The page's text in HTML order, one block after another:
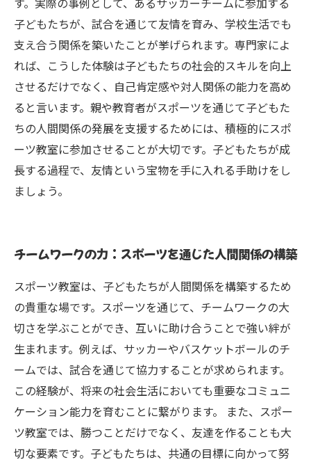
子どもたちが、試合を通じて友情を育み、学校生活でも
支え合う関係を築いたことが挙げられます。専門家によ
れば、こうした体験は子どもたちの社会的スキルを向上
させるだけでなく、自己肯定感や対人関係の能力を高め
ると言います。親や教育者がスポーツを通じて子どもた
ちの人間関係の発展を支援するためには、積極的にスポ
ーツ教室に参加させることが大切です。子どもたちが成
長する過程で、友情という宝物を手に入れる手助けをし
ましょう。
チームワークの力：スポーツを通じた人間関係の構築
スポーツ教室は、子どもたちが人間関係を構築するため
の貴重な場です。スポーツを通じて、チームワークの大
切さを学ぶことができ、互いに助け合うことで強い絆が
生まれます。例えば、サッカーやバスケットボールのチ
ームでは、試合を通じて協力することが求められます。
この経験が、将来の社会生活においても重要なコミュニ
ケーション能力を育むことに繋がります。 また、スポー
ツ教室では、勝つことだけでなく、友達を作ることも大
切な要素です。子どもたちは、共通の目標に向かって努